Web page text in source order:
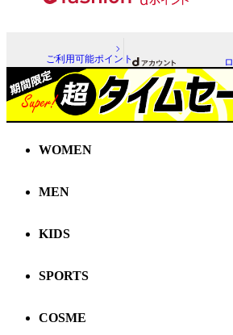
ご利用可能ポイント
WOMEN
MEN
KIDS
SPORTS
COSME